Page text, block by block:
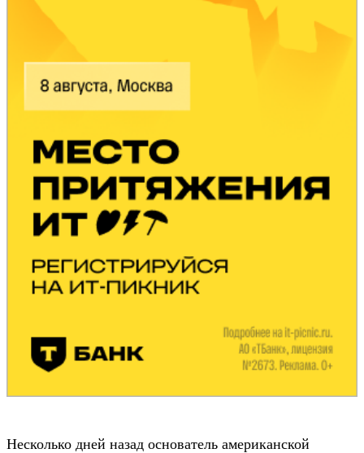
Несколько дней назад основатель американской